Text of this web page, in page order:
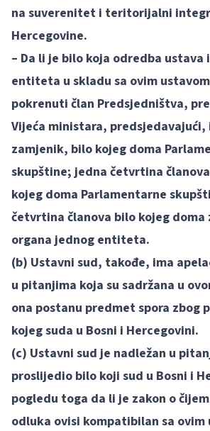
na suverenitet i teritorijalni
Hercegovine.
– Da li je bilo koja odredba ustava
entiteta u skladu sa ovim
pokrenuti član Predsjedništva,
Vijeća ministara, predsjedavajući,
zamjenik, bilo kojeg doma
skupštine; jedna četvrtina
kojeg doma Parlamentarne
četvrtina članova bilo kojeg doma
organa jednog entiteta.
(b) Ustavni sud, takođe, ima
u pitanjima koja su sadržana u
ona postanu predmet spora zbog
kojeg suda u Bosni i Hercegovini.
(c) Ustavni sud je nadležan u
proslijedio bilo koji sud u Bosni i
pogledu toga da li je zakon o
odluka ovisi kompatibilan sa ovim